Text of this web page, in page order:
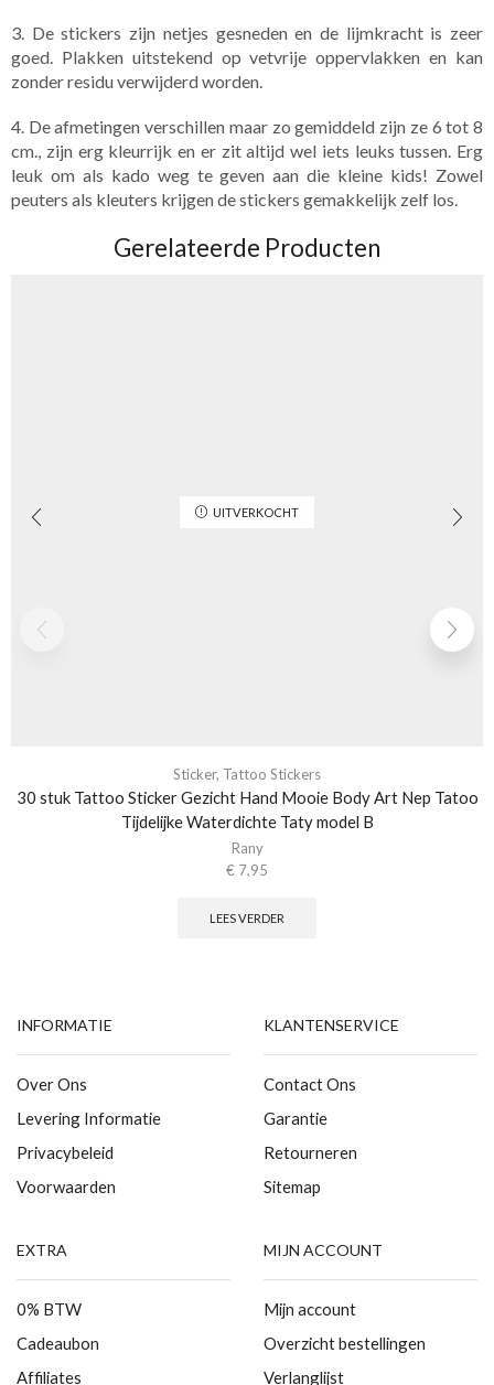
3. De stickers zijn netjes gesneden en de lijmkracht is zeer
goed. Plakken uitstekend op vetvrije oppervlakken en kan
zonder residu verwijderd worden.
4. De afmetingen verschillen maar zo gemiddeld zijn ze 6 tot 8
cm., zijn erg kleurrijk en er zit altijd wel iets leuks tussen. Erg
leuk om als kado weg te geven aan die kleine kids! Zowel
peuters als kleuters krijgen de stickers gemakkelijk zelf los.
Gerelateerde Producten
UITVERKOCHT
Sticker, Tattoo Stickers
30 stuk Tattoo Sticker Gezicht Hand Mooie Body Art Nep Tatoo
Tijdelijke Waterdichte Taty model B
Rany
€ 7,95
LEES VERDER
INFORMATIE
Over Ons
Levering Informatie
Privacybeleid
Voorwaarden
KLANTENSERVICE
Contact Ons
Garantie
Retourneren
Sitemap
EXTRA
0% BTW
Cadeaubon
Affiliates
MIJN ACCOUNT
Mijn account
Overzicht bestellingen
Verlanglijst